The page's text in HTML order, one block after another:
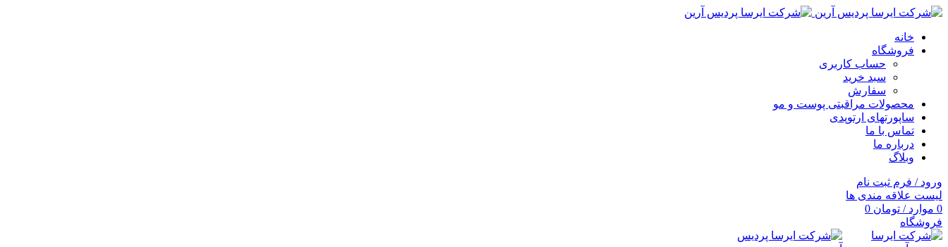
خانه
فروشگاه
حساب کاربری
سبد خرید
سفارش
محصولات مراقبتی پوست و مو
ساپورتهای ارتوپدی
تماس با ما
درباره ما
وبلاگ
ورود / فرم ثبت نام
لیست علاقه مندی ها
0 موارد / تومان
فروشگاه